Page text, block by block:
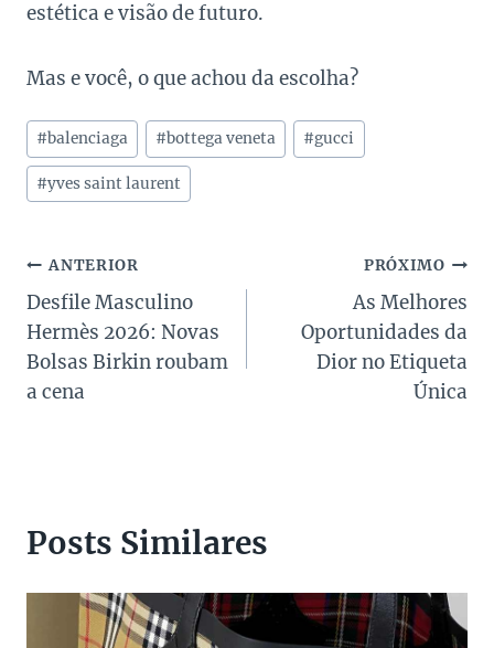
estética e visão de futuro.
Mas e você, o que achou da escolha?
Tags
do
Post:
#balenciaga #bottega veneta #gucci
#yves saint laurent
Navegação
de
Post
ANTERIOR
Desfile Masculino
Hermès 2026: Novas
Bolsas Birkin roubam
a cena
PRÓXIMO
As Melhores
Oportunidades da
Dior no Etiqueta
Única
Posts Similares